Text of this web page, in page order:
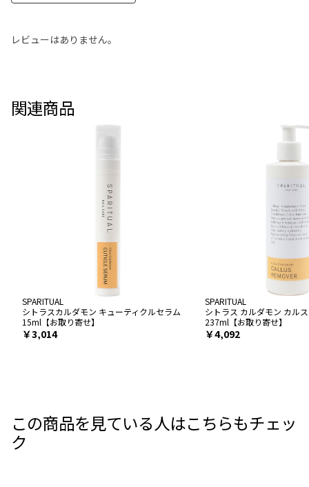
レビューはありません。
関連商品
SPARITUAL
シトラスカルダモン キューティクルセラム
15ml【お取り寄せ】
￥3,014
SPARITUAL
シトラス カルダモン カル
237ml【お取り寄せ】
￥4,092
この商品を見ている人はこちらもチェッ
ク